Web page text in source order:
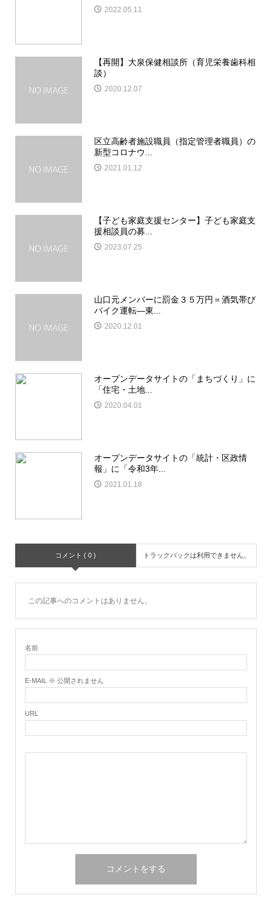
2022.05.11
【再開】大泉保健相談所（育児栄養歯科相
談）
2020.12.07
区立高齢者施設職員（指定管理者職員）の
新型コロナウ...
2021.01.12
【子ども家庭支援センター】子ども家庭支
援相談員の募...
2023.07.25
山口元メンバーに罰金３５万円＝酒気帯び
バイク運転―東...
2020.12.01
オープンデータサイトの「まちづくり」に
「住宅・土地...
2020.04.01
オープンデータサイトの「統計・区政情
報」に「令和3年...
2021.01.18
コメント ( 0 ) トラックバックは利用できません。
この記事へのコメントはありません。
名前
E-MAIL ※ 公開されません
URL